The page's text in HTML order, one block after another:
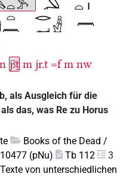
n jꜣṯ m jr.t =f m nw
als Ausgleich für die
das, was Re zu Horus
Books of the Dead /
(pNu) Tb 112
3
von unterschiedlichen